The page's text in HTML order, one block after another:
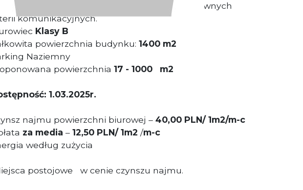
biurowy usytuowany przy jednej z głównych
komunikacyjnych.
Klasy B
powierzchnia budynku: 1400 m2
Naziemny
powierzchnia 17 - 1000 m2
1.03.2025r.
najmu powierzchni biurowej – 40,00 PLN/ 1m2/m-c
za media – 12,50 PLN/ 1m2 /m-c
według zużycia
postojowe w cenie czynszu najmu.